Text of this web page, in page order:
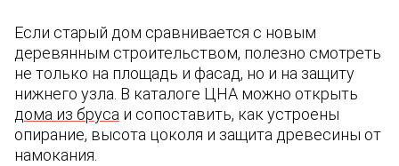
Если старый дом сравнивается с новым
деревянным строительством, полезно смотреть
не только на площадь и фасад, но и на защиту
нижнего узла. В каталоге ЦНА можно открыть
дома из бруса и сопоставить, как устроены
опирание, высота цоколя и защита древесины от
намокания.